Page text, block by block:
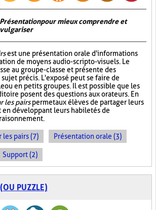
Présentation pour mieux comprendre et
vulgariser
est une présentation orale d'informations
de moyens audio-scripto-visuels. Le
au groupe-classe et présente des
précis. L'exposé peut se faire de
ou en petits groupes. Il est possible que les
posent des questions aux orateurs. En
les pairspermet aux élèves de partager leurs
en développant leurs habiletés de
les pairs (7) Présentation orale (3)
Support (2)
PUZZLE)